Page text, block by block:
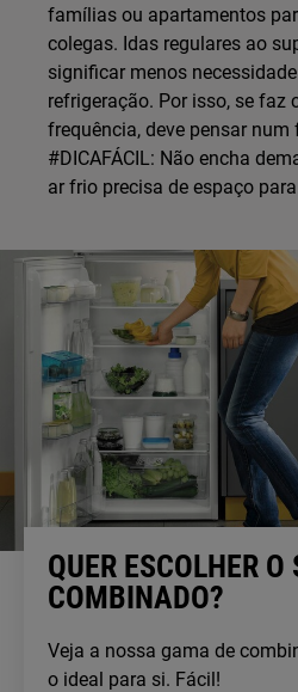
famílias ou apartamentos
colegas. Idas regulares ao
significar menos
refrigeração. Por isso, se faz
frequência, deve pensar
#DICAFÁCIL: Não encha
ar frio precisa de espaço
QUER ESCOLHER O
COMBINADO?
Veja a nossa gama de
o ideal para si. Fácil!